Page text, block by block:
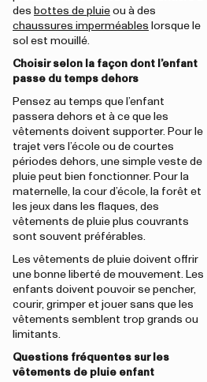
des bottes de pluie ou à des
chaussures imperméables lorsque le
sol est mouillé.
Choisir selon la façon dont l’enfant
passe du temps dehors
Pensez au temps que l’enfant
passera dehors et à ce que les
vêtements doivent supporter. Pour le
trajet vers l’école ou de courtes
périodes dehors, une simple veste de
pluie peut bien fonctionner. Pour la
maternelle, la cour d’école, la forêt et
les jeux dans les flaques, des
vêtements de pluie plus couvrants
sont souvent préférables.
Les vêtements de pluie doivent offrir
une bonne liberté de mouvement. Les
enfants doivent pouvoir se pencher,
courir, grimper et jouer sans que les
vêtements semblent trop grands ou
limitants.
Questions fréquentes sur les
vêtements de pluie enfant